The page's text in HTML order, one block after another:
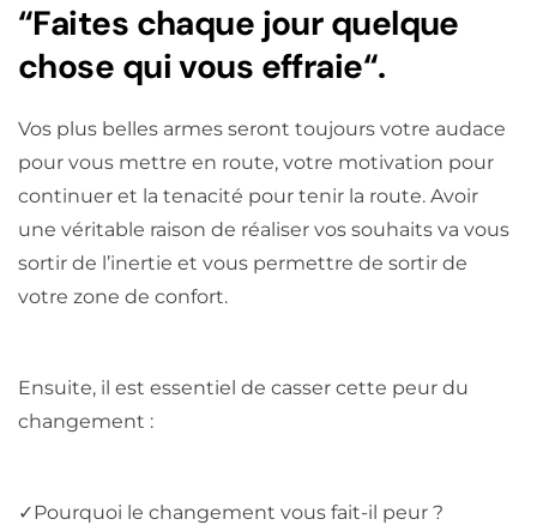
“Faites chaque jour quelque
chose qui vous effraie“.
Vos plus belles armes seront toujours votre audace
pour vous mettre en route, votre motivation pour
continuer et la tenacité pour tenir la route. Avoir
une véritable raison de réaliser vos souhaits va vous
sortir de l’inertie et vous permettre de sortir de
votre zone de confort.
Ensuite, il est essentiel de casser cette peur du
changement :
✓Pourquoi le changement vous fait-il peur ?